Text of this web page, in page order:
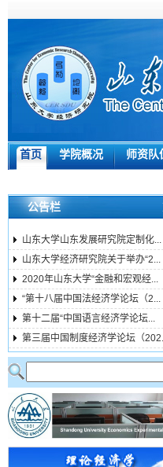
首页 学院概况 师资队
公告栏
山东大学山东发展研究院定制化...
山东大学经济研究院关于举办“2...
2020年山东大学“金融和宏观经...
“第十八届中国法经济学论坛（2...
第十二届“中国语言经济学论坛...
第三届中国制度经济学论坛（